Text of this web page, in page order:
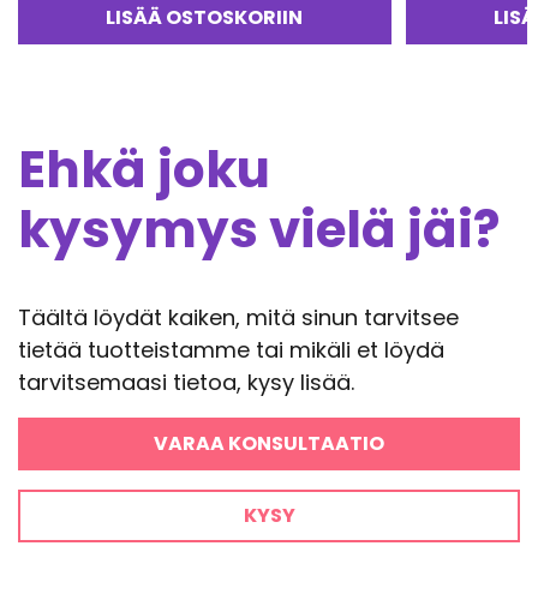
LISÄÄ OSTOSKORIIN
Ehkä joku
kysymys vielä jäi?
Täältä löydät kaiken, mitä sinun tarvitsee
tietää tuotteistamme tai mikäli et löydä
tarvitsemaasi tietoa, kysy lisää.
VARAA KONSULTAATIO
KYSY